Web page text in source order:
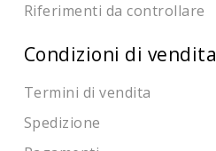
Riferimenti da controllare
Condizioni di vendita
Termini di vendita
Spedizione